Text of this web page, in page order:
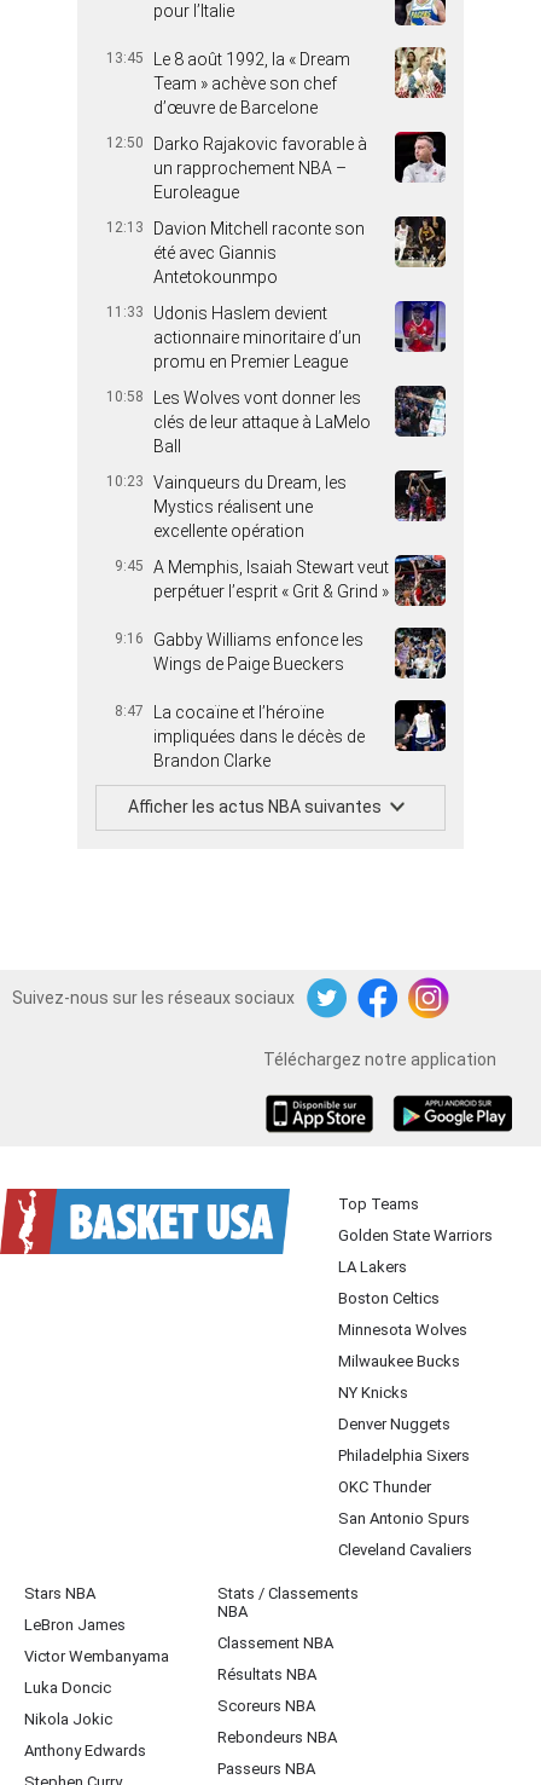
pour l’Italie
13:45
Le 8 août 1992, la « Dream
Team » achève son chef
d’œuvre de Barcelone
12:50
Darko Rajakovic favorable à
un rapprochement NBA –
Euroleague
12:13
Davion Mitchell raconte son
été avec Giannis
Antetokounmpo
11:33
Udonis Haslem devient
actionnaire minoritaire d’un
promu en Premier League
10:58
Les Wolves vont donner les
clés de leur attaque à LaMelo
Ball
10:23
Vainqueurs du Dream, les
Mystics réalisent une
excellente opération
9:45
A Memphis, Isaiah Stewart veut
perpétuer l’esprit « Grit & Grind »
9:16
Gabby Williams enfonce les
Wings de Paige Bueckers
8:47
La cocaïne et l’héroïne
impliquées dans le décès de
Brandon Clarke
Afficher les actus NBA suivantes
Suivez-nous sur les réseaux sociaux
TwitterFacebookInstagram
Téléchargez notre application
Top Teams
Golden State Warriors
LA Lakers
Boston Celtics
Minnesota Wolves
Milwaukee Bucks
NY Knicks
Denver Nuggets
Philadelphia Sixers
OKC Thunder
San Antonio Spurs
Cleveland Cavaliers
Stars NBA
LeBron James
Victor Wembanyama
Luka Doncic
Nikola Jokic
Anthony Edwards
Stats / Classements
NBA
Classement NBA
Résultats NBA
Scoreurs NBA
Rebondeurs NBA
Passeurs NBA